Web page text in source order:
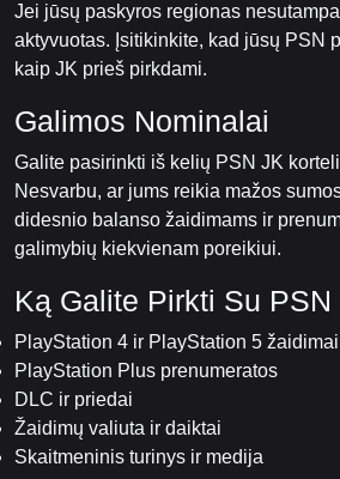
Jei jūsų paskyros regionas
aktyvuotas. Įsitikinkite, kad jūsų PSN
kaip JK prieš pirkdami.
Galimos Nominalai
Galite pasirinkti iš kelių PSN JK
Nesvarbu, ar jums reikia mažos
didesnio balanso žaidimams ir
galimybių kiekvienam poreikiui.
Ką Galite Pirkti Su
PlayStation 4 ir PlayStation 5 žaidimai
PlayStation Plus prenumeratos
DLC ir priedai
Žaidimų valiuta ir daiktai
Skaitmeninis turinys ir medija